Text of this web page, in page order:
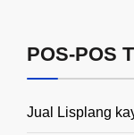
POS-POS
Jual Lisplang